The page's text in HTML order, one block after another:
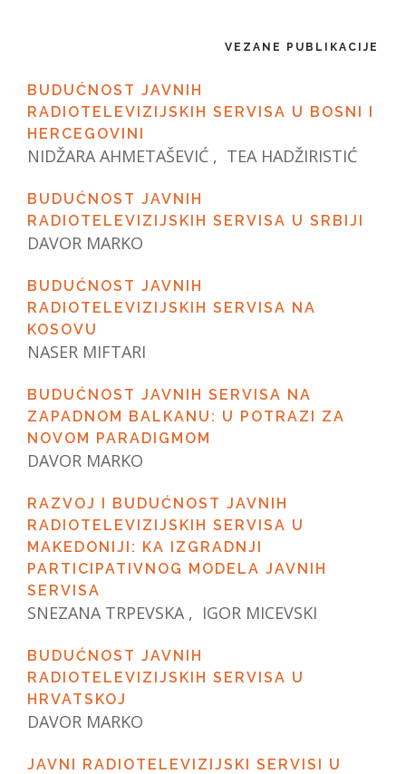
VEZANE PUBLIKACIJE
BUDUĆNOST JAVNIH
RADIOTELEVIZIJSKIH SERVISA U BOSNI I
HERCEGOVINI
NIDŽARA AHMETAŠEVIĆ , TEA HADŽIRISTIĆ
BUDUĆNOST JAVNIH
RADIOTELEVIZIJSKIH SERVISA U SRBIJI
DAVOR MARKO
BUDUĆNOST JAVNIH
RADIOTELEVIZIJSKIH SERVISA NA
KOSOVU
NASER MIFTARI
BUDUĆNOST JAVNIH SERVISA NA
ZAPADNOM BALKANU: U POTRAZI ZA
NOVOM PARADIGMOM
DAVOR MARKO
RAZVOJ I BUDUĆNOST JAVNIH
RADIOTELEVIZIJSKIH SERVISA U
MAKEDONIJI: KA IZGRADNJI
PARTICIPATIVNOG MODELA JAVNIH
SERVISA
SNEZANA TRPEVSKA , IGOR MICEVSKI
BUDUĆNOST JAVNIH
RADIOTELEVIZIJSKIH SERVISA U
HRVATSKOJ
DAVOR MARKO
JAVNI RADIOTELEVIZIJSKI SERVISI U